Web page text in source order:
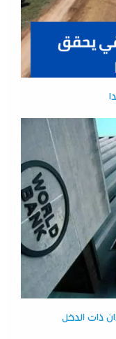
ذات الدخل